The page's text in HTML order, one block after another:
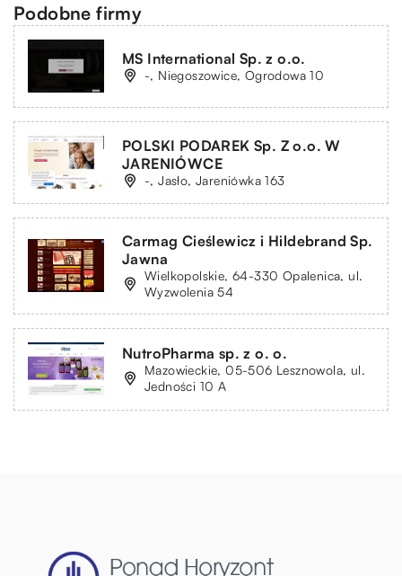
Podobne firmy
MS International Sp. z o.o.
-, Niegoszowice, Ogrodowa 10
POLSKI PODAREK Sp. Z o.o. W
JARENIÓWCE
-, Jasło, Jareniówka 163
Carmag Cieślewicz i Hildebrand Sp.
Jawna
Wielkopolskie, 64-330 Opalenica, ul.
Wyzwolenia 54
NutroPharma sp. z o. o.
Mazowieckie, 05-506 Lesznowola, ul.
Jedności 10 A